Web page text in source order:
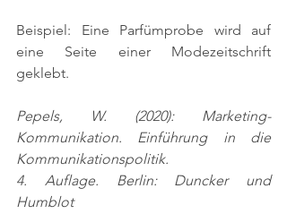
Beispiel: Eine Parfümprobe wird auf
eine Seite einer Modezeitschrift
geklebt.
Pepels, W. (2020): Marketing-
Kommunikation. Einführung in die
Kommunikationspolitik.
4. Auflage. Berlin: Duncker und
Humblot